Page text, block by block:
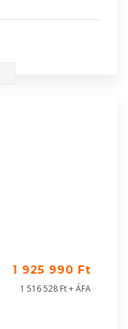
1 925 990 Ft
1 516 528 Ft + ÁFA